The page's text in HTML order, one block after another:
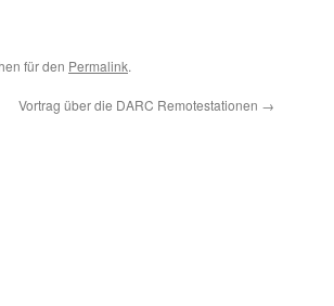
für den Permalink.
Vortrag über die DARC Remotestationen →